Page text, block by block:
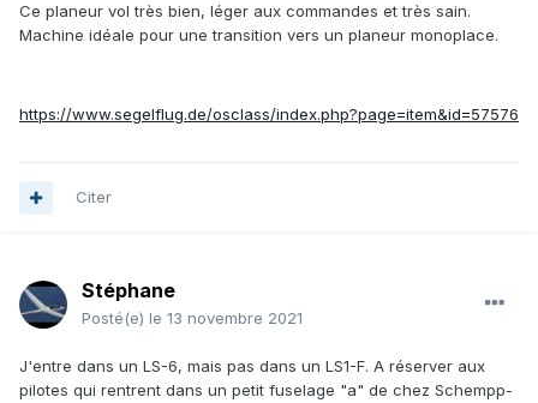
Ce planeur vol très bien, léger aux commandes et très sain.
Machine idéale pour une transition vers un planeur monoplace.
https://www.segelflug.de/osclass/index.php?page=item&id=57576
Citer
Stéphane
Posté(e) le 13 novembre 2021
J'entre dans un LS-6, mais pas dans un LS1-F. A réserver aux
pilotes qui rentrent dans un petit fuselage "a" de chez Schempp-